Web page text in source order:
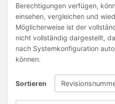
Berechtigungen verfügen,
einsehen, vergleichen und
Möglicherweise ist der
nicht vollständig dargestellt,
nach Systemkonfiguration
können.
Sortieren